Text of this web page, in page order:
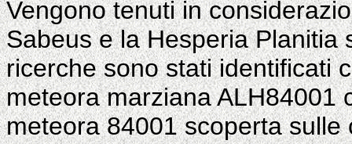
Vengono tenuti in
Sabeus e la Hesperia Planitia
ricerche sono stati identificati
meteora marziana ALH84001
meteora 84001 scoperta sulle